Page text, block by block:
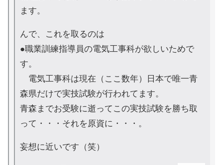
ます。
んで、これを取るのは
●職業訓練指導員の電気工事科が欲しいためで
す。
電気工事科は現在（ここ数年）日本で唯一青
森県だけで実技試験が行われてます。
青森までお受験に逝ってこの実技試験を勝ち取
って・・・それを原資に・・・。
妄想に近いです（笑）